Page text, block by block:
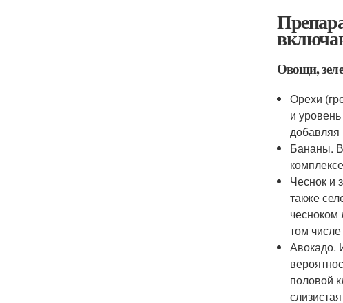
Овощи,
Орехи
и
Бананы.
Чеснок и
также
чесноком
том
Авокадо.
половой